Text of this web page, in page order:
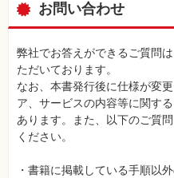
ソ
コ
ン
フ
ト
モ
バ
イ
ル・
ス
お問い合わせ
弊社でお答えができるご質問
ただいております。
なお、本書発行後に仕様が変
ア、サービスの内容等に関す
あります。また、以下のご質
ください。
・書籍に掲載している手順以